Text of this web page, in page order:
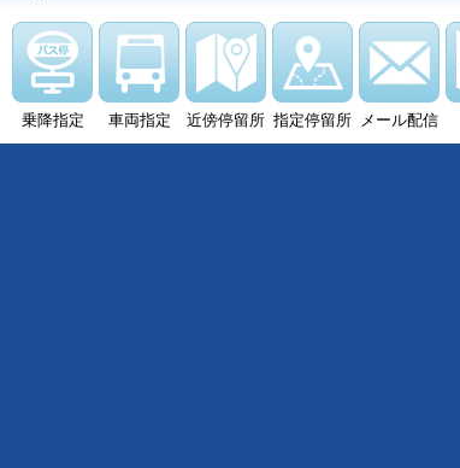
乗降指定 車両指定 近傍停留所 指定停留所 メール配信